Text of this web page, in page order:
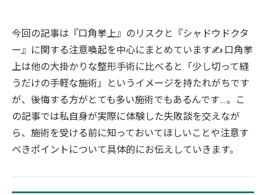
今回の記事は『口角挙上』のリスクと『シャドウドクタ
ー』に関する注意喚起を中心にまとめています✍️ 口角挙
上は他の大掛かりな整形手術に比べると「少し切って縫
うだけの手軽な施術」というイメージを持たれがちです
が、後悔する方がとても多い施術でもあるんです…。こ
の記事では私自身が実際に体験した失敗談を交えなが
ら、施術を受ける前に知っておいてほしいことや注意す
べきポイントについて具体的にお伝えしていきます。